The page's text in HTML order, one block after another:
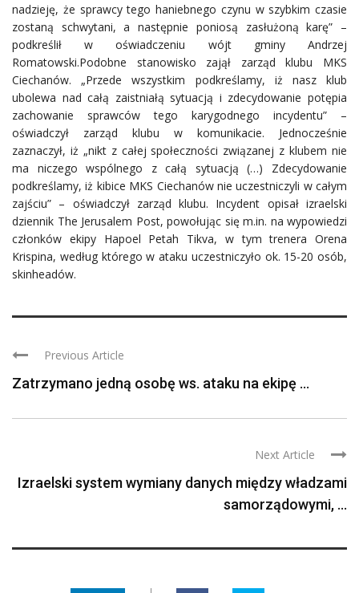
nadzieję, że sprawcy tego haniebnego czynu w szybkim czasie
zostaną schwytani, a następnie poniosą zasłużoną karę” –
podkreślił w oświadczeniu wójt gminy Andrzej
Romatowski.Podobne stanowisko zajął zarząd klubu MKS
Ciechanów. „Przede wszystkim podkreślamy, iż nasz klub
ubolewa nad całą zaistniałą sytuacją i zdecydowanie potępia
zachowanie sprawców tego karygodnego incydentu” –
oświadczył zarząd klubu w komunikacie. Jednocześnie
zaznaczył, iż „nikt z całej społeczności związanej z klubem nie
ma niczego wspólnego z całą sytuacją (…) Zdecydowanie
podkreślamy, iż kibice MKS Ciechanów nie uczestniczyli w całym
zajściu” – oświadczył zarząd klubu. Incydent opisał izraelski
dziennik The Jerusalem Post, powołując się m.in. na wypowiedzi
członków ekipy Hapoel Petah Tikva, w tym trenera Orena
Krispina, według którego w ataku uczestniczyło ok. 15-20 osób,
skinheadów.
Previous Article
Zatrzymano jedną osobę ws. ataku na ekipę ...
Next Article
Izraelski system wymiany danych między władzami
samorządowymi, ...